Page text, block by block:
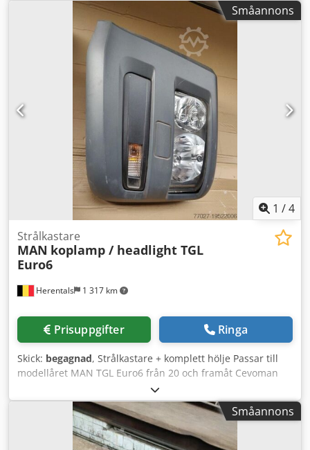
Småannons
1 /4
Herentals 1 317 km
Strålkastare
MAN koplamp / headlight TGL
Euro6
Prisuppgifter Ringa
Skick: begagnad, Strålkastare + komplett hölje Passar till
modellåret MAN TGL Euro6 från 20 och framåt Cevoman
bvba. Lenskensdijk 5 2200 Herentals Cjdpfx Aewx Er Aep
Ejrf Belgien
Småannons